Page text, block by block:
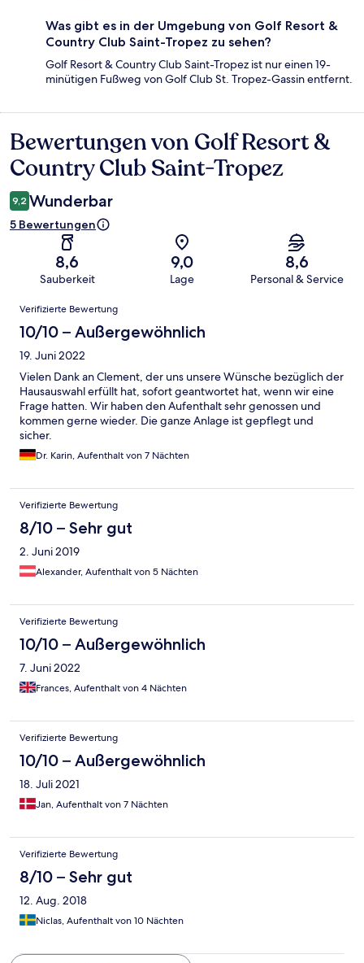
Was gibt es in der Umgebung von Golf Resort &
Country Club Saint-Tropez zu sehen?
Golf Resort & Country Club Saint-Tropez ist nur einen 19-
minütigen Fußweg von Golf Club St. Tropez-Gassin entfernt.
Bewertungen
Bewertungen von Golf Resort &
Country Club Saint-Tropez
9,2 Wunderbar
5 Bewertungen
8,6
Sauberkeit
9,0
Lage
8,6
Personal & Service
Bewertungen
Verifizierte Bewertung
10/10 – Außergewöhnlich
19. Juni 2022
Vielen Dank an Clement, der uns unsere Wünsche bezüglich der
Hausauswahl erfüllt hat, sofort geantwortet hat, wenn wir eine
Frage hatten. Wir haben den Aufenthalt sehr genossen und
kommen gerne wieder. Die ganze Anlage ist gepflegt und
sicher.
Dr. Karin, Aufenthalt von 7 Nächten
Verifizierte Bewertung
8/10 – Sehr gut
2. Juni 2019
Alexander, Aufenthalt von 5 Nächten
Verifizierte Bewertung
10/10 – Außergewöhnlich
7. Juni 2022
Frances, Aufenthalt von 4 Nächten
Verifizierte Bewertung
10/10 – Außergewöhnlich
18. Juli 2021
Jan, Aufenthalt von 7 Nächten
Verifizierte Bewertung
8/10 – Sehr gut
12. Aug. 2018
Niclas, Aufenthalt von 10 Nächten